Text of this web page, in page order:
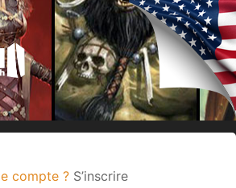
compte ? S’inscrire